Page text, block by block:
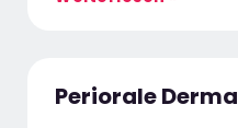
Periorale